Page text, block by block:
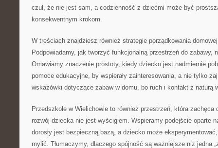
czuł, że nie jest sam, a codzienność z dziećmi może być
konsekwentnym krokom.
W treściach znajdziesz również strategie porządkowania
Podpowiadamy, jak tworzyć funkcjonalną przestrzeń do zabawy,
Omawiamy znaczenie prostoty, kiedy dziecko jest nadmiernie
pomoce edukacyjne, by wspierały zainteresowania, a nie tylko
wskazówki dotyczące zabaw w domu, bo ruch i kontakt z naturą
Przedszkole w Wielichowie to również przestrzeń, która zachęca
rozwój dziecka nie jest wyścigiem. Wspieramy podejście oparte
dorosły jest bezpieczną bazą, a dziecko może
mylić. Tłumaczymy, dlaczego spójność są ważniejsze niż jedna